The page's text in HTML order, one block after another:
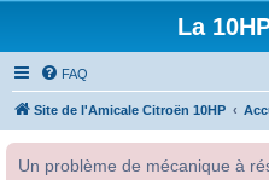
La
FAQ
Site de l'Amicale Citroën 10HP
Un problème de mécanique à